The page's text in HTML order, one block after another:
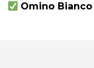
Omino